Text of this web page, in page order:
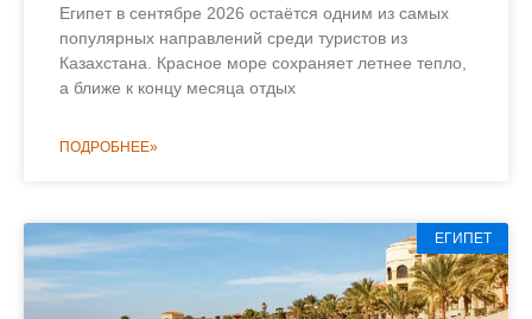
Египет в сентябре 2026 остаётся одним из самых
популярных направлений среди туристов из
Казахстана. Красное море сохраняет летнее тепло,
а ближе к концу месяца отдых
ПОДРОБНЕЕ»
ЕГИПЕТ